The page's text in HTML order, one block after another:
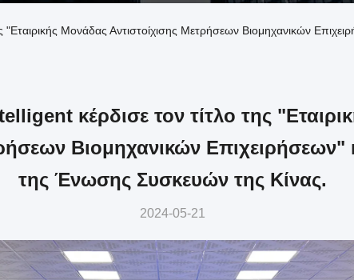
"Εταιρικής Μονάδας Αντιστοίχισης Μετρήσεων Βιομηχανικών
κέρδισε τον τίτλο της
Βιομηχανικών Επιχειρήσεων"
της Ένωσης Συσκευών της Κίνας.
2024-05-21